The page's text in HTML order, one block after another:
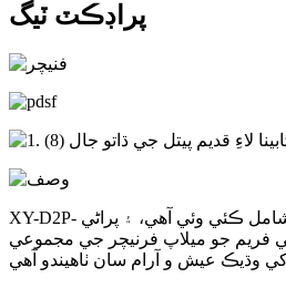
پراڊڪٽ ٽيگ
XY-D2P- ڌاتو جي ميش فرنيچر ۾ شامل ڪئي وئي آهي، ۽ پراڻي
جو ميلاپ فرنيچر جي مجموعي